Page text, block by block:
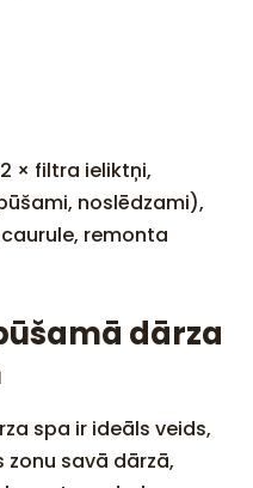
× filtra ieliktņi,
noslēdzami),
remonta
dārza
spa ir ideāls veids,
savā dārzā,